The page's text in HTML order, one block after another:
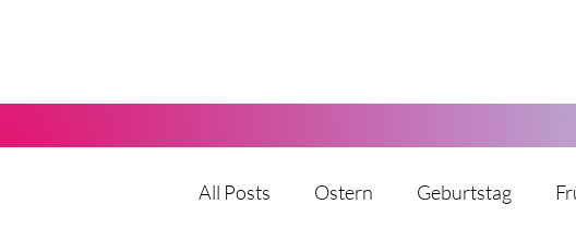
All Posts Ostern Geburtstag